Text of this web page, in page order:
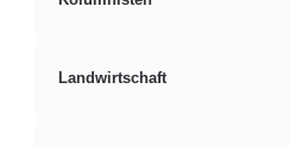
Landwirtschaft